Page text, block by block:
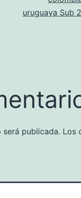
uruguaya Sub
publicada. Los